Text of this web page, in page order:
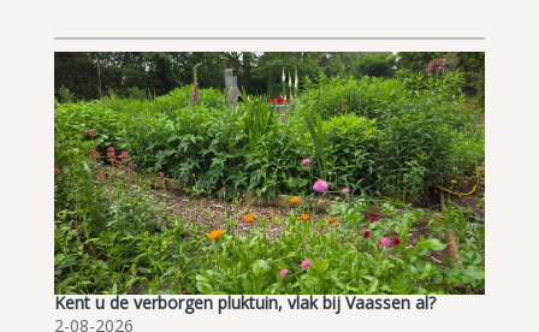
Kent u de verborgen pluktuin, vlak bij Vaassen al?
2-08-2026